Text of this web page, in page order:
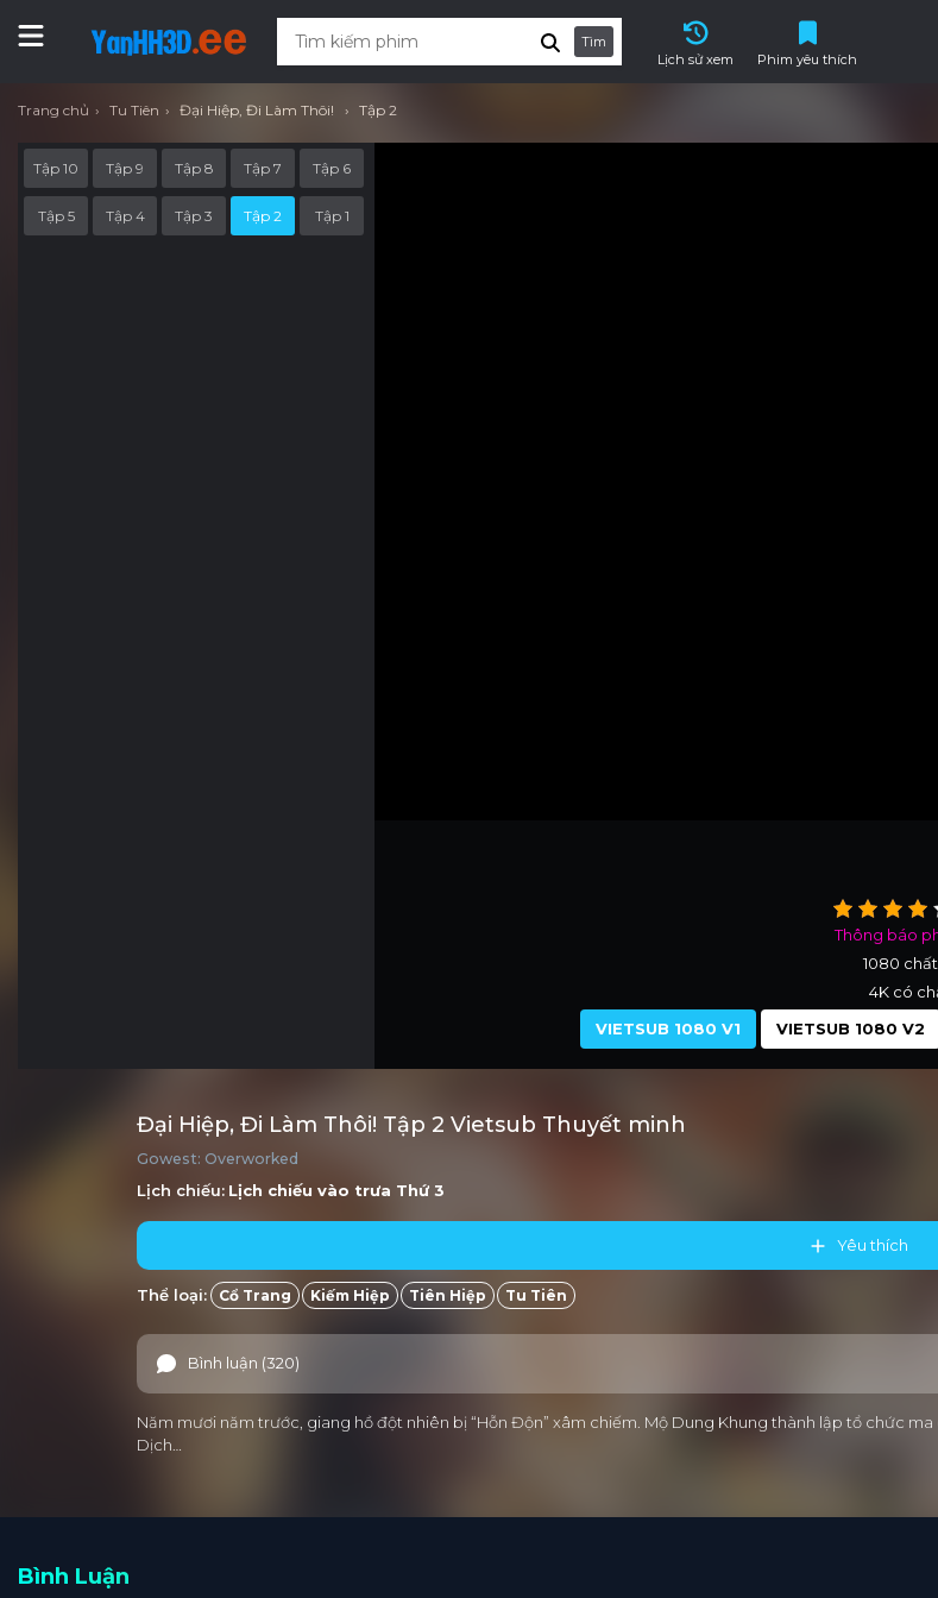
Tìm
Lịch sử xem
Phim yêu thích
Trang chủ Tu Tiên Đại Hiệp, Đi Làm Thôi! Tập 2
Thông báo
1080
4K có
VIETSUB 1080 V1
VIETSUB 1080 V2
Tập 10 Tập 9 Tập 8 Tập 7 Tập 6
Tập 5 Tập 4 Tập 3 Tập 2 Tập 1
Đại Hiệp, Đi Làm Thôi! Tập 2 Vietsub Thuyết minh
Gowest: Overworked
Lịch chiếu: Lịch chiếu vào trưa Thứ 3
Yêu thích
Thể loại: Cổ Trang Kiếm Hiệp Tiên Hiệp Tu Tiên
Bình luận (320)
Năm mươi năm trước, giang hồ đột nhiên bị “Hỗn Độn” xâm chiếm. Mộ Dung Khung thành lập tổ chức
Dịch…
Bình Luận